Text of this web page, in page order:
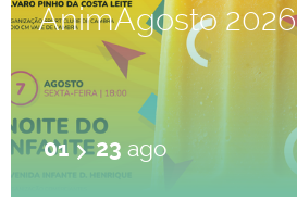
AnimAgosto 2026
01 23 ago